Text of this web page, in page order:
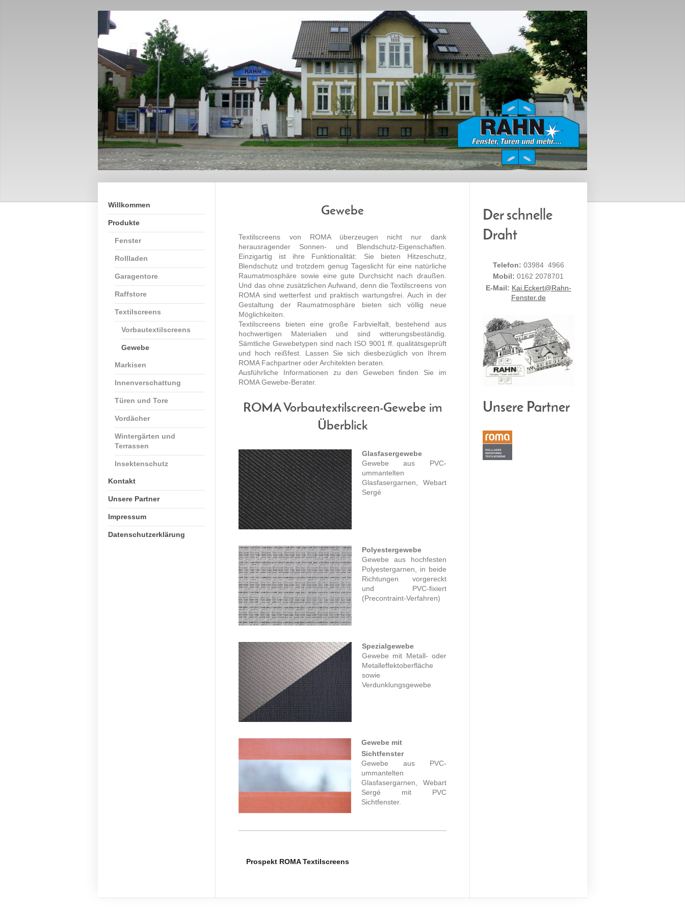
Willkommen
Produkte
Fenster
Rollladen
Garagentore
Raffstore
Textilscreens
Vorbautextilscreens
Gewebe
Markisen
Innenverschattung
Türen und Tore
Vordächer
Wintergärten und
Terrassen
Insektenschutz
Kontakt
Unsere Partner
Impressum
Datenschutzerklärung
Gewebe
Textilscreens von ROMA überzeugen nicht nur dank
herausragender Sonnen- und Blendschutz-Eigenschaften.
Einzigartig ist ihre Funktionalität: Sie bieten Hitzeschutz,
Blendschutz und trotzdem genug Tageslicht für eine natürliche
Raumatmosphäre sowie eine gute Durchsicht nach draußen.
Und das ohne zusätzlichen Aufwand, denn die Textilscreens von
ROMA sind wetterfest und praktisch wartungsfrei. Auch in der
Gestaltung der Raumatmosphäre bieten sich völlig neue
Möglichkeiten.
Textilscreens bieten eine große Farbvielfalt, bestehend aus
hochwertigen Materialien und sind witterungsbeständig.
Sämtliche Gewebetypen sind nach ISO 9001 ff. qualitätsgeprüft
und hoch reißfest. Lassen Sie sich diesbezüglich von Ihrem
ROMA Fachpartner oder Architekten beraten.
Ausführliche Informationen zu den Geweben finden Sie im
ROMA Gewebe-Berater.
ROMA Vorbautextilscreen-Gewebe im
Überblick
Glasfasergewebe
Gewebe aus PVC-
ummantelten
Glasfasergarnen, Webart
Sergé
Polyestergewebe
Gewebe aus hochfesten
Polyestergarnen, in beide
Richtungen vorgereckt
und PVC-fixiert
(Precontraint-Verfahren)
Spezialgewebe
Gewebe mit Metall- oder
Metalleffektoberfläche
sowie
Verdunklungsgewebe
Gewebe mit
Sichtfenster
Gewebe aus PVC-
ummantelten
Glasfasergarnen, Webart
Sergé mit PVC
Sichtfenster.
Prospekt ROMA Textilscreens
Der schnelle
Draht
Telefon: 03984 4966
Mobil: 0162 2078701
E-Mail: Kai.Eckert@Rahn-
Fenster.de
Unsere Partner